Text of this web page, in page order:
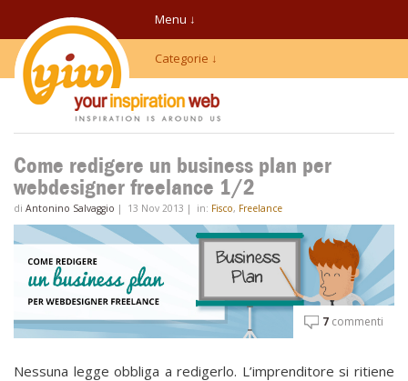
Menu ↓
Categorie ↓
Come redigere un business plan per
webdesigner freelance 1/2
di Antonino Salvaggio | 13 Nov 2013 | in: Fisco, Freelance
7 commenti
Nessuna legge obbliga a redigerlo. L’imprenditore si ritiene